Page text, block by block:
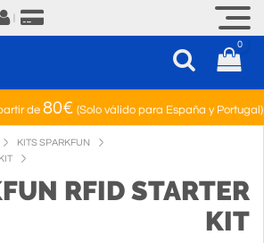
0
de 80€ (Solo válido para España y Portugal)
KITS SPARKFUN
RFID STARTER
KIT